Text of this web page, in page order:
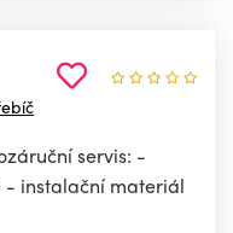
servis: -
- instalační materiál